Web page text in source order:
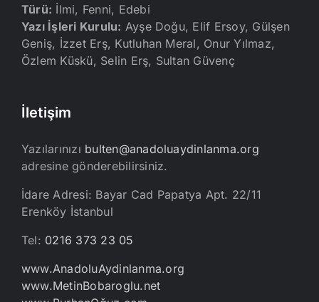
Türü: İlmi, Fenni, Edebi
Yazı İşleri Kurulu: Ayşe Doğu, Elif Ersoy, Gülşen
Geniş, İzzet Erş, Kutluhan Meral, Onur Yılmaz,
Özlem Küskü, Selin Erş, Sultan Güvenç
İletişim
Yazılarınızı bulten@anadoluaydinlanma.org
adresine gönderebilirsiniz.
İdare Adresi: Bayar Cad Papatya Apt. 22/11
Erenköy İstanbul
Tel: 0216 373 23 05
www.AnadoluAydinlanma.org
www.MetinBobaroglu.net